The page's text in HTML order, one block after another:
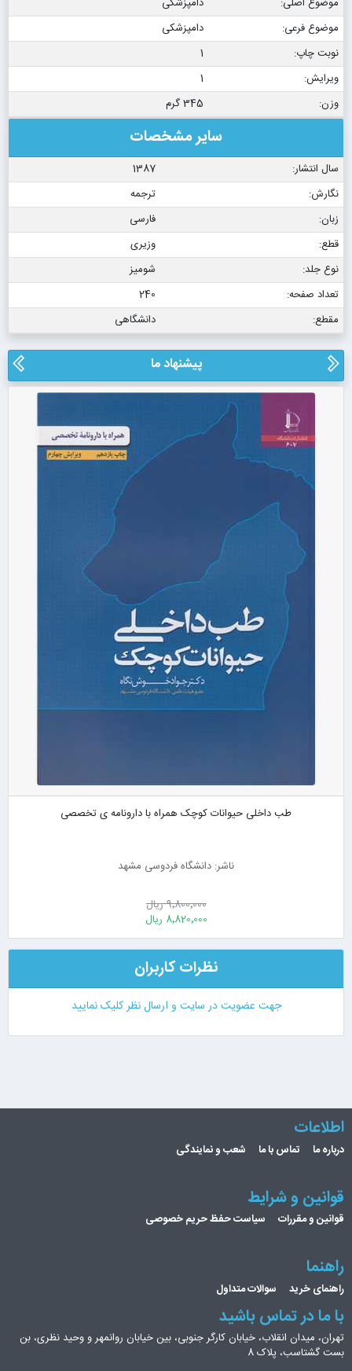
موضوع فرعی:
دامپزشکی
نوبت چاپ:
1
ویرایش:
1
وزن:
345 گرم
سایر مشخصات
سال انتشار:
1387
نگارش:
ترجمه
زبان:
فارسی
قطع:
وزیری
نوع جلد:
شومیز
تعداد صفحه:
240
مقطع:
دانشگاهی
پیشنهاد ما
طب داخلی حیوانات کوچک همراه با دارونامه ی تخصصی
ناشر: دانشگاه فردوسی مشهد
9٬800٬000 ریال
8٬820٬000 ریال
نظرات کاربران
جهت عضویت در سایت و ارسال نظر کلیک نمایید
اطلاعات
درباره ما تماس با ما شعب و نمایندگی
قوانین و شرایط
قوانین و مقررات سیاست حفظ حریم خصوصی
راهنما
راهنمای خرید سوالات متداول
با ما در تماس باشید
تهران، میدان انقلاب، خیابان کارگر جنوبی، بین خیابان روانمهر و وحید نظری، بن
بست گشتاسب، پلاک 8